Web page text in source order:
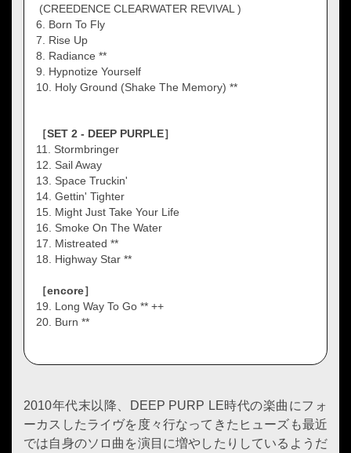
(CREEDENCE CLEARWATER REVIVAL )
6. Born To Fly
7. Rise Up
8. Radiance **
9. Hypnotize Yourself
10. Holy Ground (Shake The Memory) **
［SET 2 - DEEP PURPLE］
11. Stormbringer
12. Sail Away
13. Space Truckin'
14. Gettin' Tighter
15. Might Just Take Your Life
16. Smoke On The Water
17. Mistreated **
18. Highway Star **
［encore］
19. Long Way To Go ** ++
20. Burn **
2010年代末以降、DEEP PURP LE時代の楽曲にフォ
ーカスしたライヴを度々行なってきたヒューズも最近
では自身のソロ曲を演目に増やしたりしているようだ